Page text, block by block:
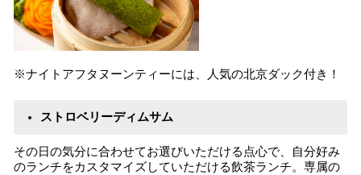
※ナイトアフタヌーンティーには、人気の北京ダック付き！
ストロベリーディムサム
その日の気分に合わせてお選びいただける点心で、自分好み
のランチをカスタマイズしていただける飲茶ランチ。専属の